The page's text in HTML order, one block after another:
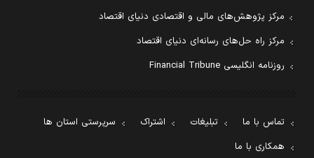
مرکز پژوهش‌های مالی و اقتصادی دنیای اقتصاد
مرکز راه حل‌های رسانه‌ای دنیای اقتصاد
روزنامه انگلیسی Financial Tribune
تماس با ما تبلیغات اشتراک
سرپرستی استان ها
همکاری با ما